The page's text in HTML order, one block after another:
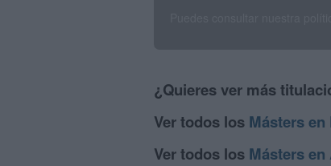
¿Quieres ver más
Ver todos los Másters en
Ver todos los Másters